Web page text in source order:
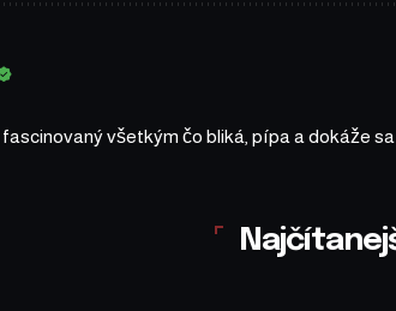
fascinovaný všetkým čo bliká, pípa a dokáže